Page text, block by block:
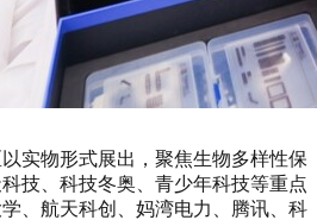
实物形式展出，聚焦生物多样性保
技、科技冬奥、青少年科技等重点
、航天科创、妈湾电力、腾讯、科